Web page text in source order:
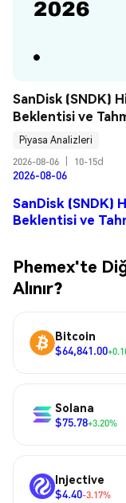
SanDisk (SNDK)
Beklentisi ve
Piyasa Analizleri
2026-08-06
10-15d
2026-08-06
SanDisk (SNDK)
Beklentisi ve
Phemex'te
Alınır?
Bitcoin
$64,841.00
Solana
$75.78+3.20%
Injective
$4.40-3.17%